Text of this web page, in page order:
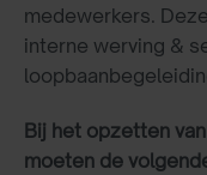
medewerkers.
interne werving &
Bij het opzetten
moeten de